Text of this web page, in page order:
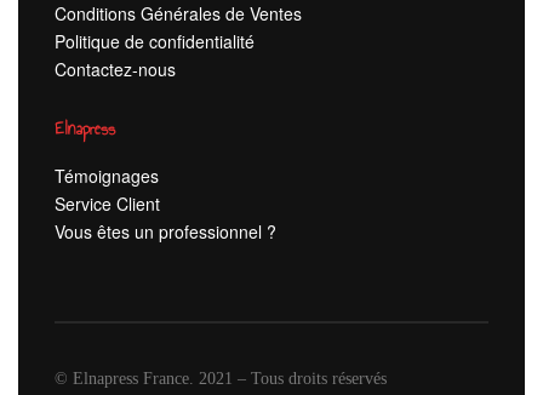
Conditions Générales de Ventes
Politique de confidentialité
Contactez-nous
Elnapress
Témoignages
Service Client
Vous êtes un professionnel ?
© Elnapress France. 2021 – Tous droits réservés